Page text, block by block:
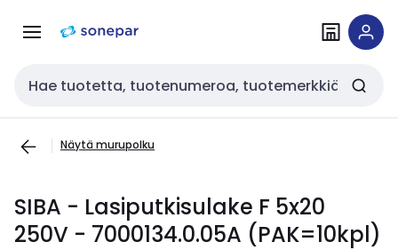
navigointiinsisältöön
Haku
Näytä murupolku
SIBA - Lasiputkisulake F 5x20
250V - 7000134.0.05A (PAK=10kpl)